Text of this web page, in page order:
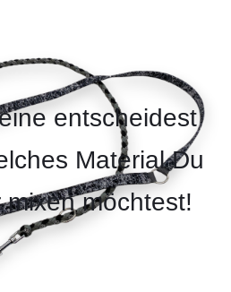
entscheidest
Material Du
möchtest!